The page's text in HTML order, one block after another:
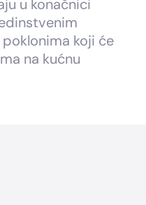
u konačnici
koji će
na kućnu